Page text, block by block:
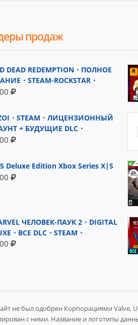
продаж
DEAD REDEMPTION・ПОЛНОЕ
・STEAM-ROCKSTAR・
・STEAM・ЛИЦЕНЗИОННЫЙ
+ БУДУЩИЕ DLC・
5 Deluxe Edition Xbox Series X|S
ЧЕЛОВЕК-ПАУК 2・DIGITAL
・ВСЕ DLC・STEAM・
не был одобрен Корпорациями Valve,
с ними. Название и логотипы